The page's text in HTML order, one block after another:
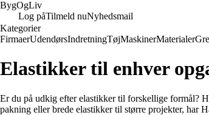
BygOgLiv
Log påTilmeld nuNyhedsmail
Kategorier
FirmaerUdendørsIndretningTøjMaskinerMaterialer
Elastikker til enhver
Er du på udkig efter elastikker til forskellige formål?
pakning eller brede elastikker til større projekter, har